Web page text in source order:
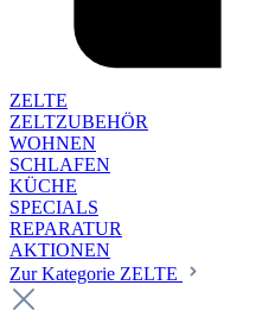
ZELTE
ZELTZUBEHÖR
WOHNEN
SCHLAFEN
KÜCHE
SPECIALS
REPARATUR
AKTIONEN
Zur Kategorie ZELTE